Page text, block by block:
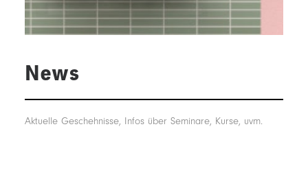
News
Aktuelle Geschehnisse, Infos über Seminare, Kurse, uvm.